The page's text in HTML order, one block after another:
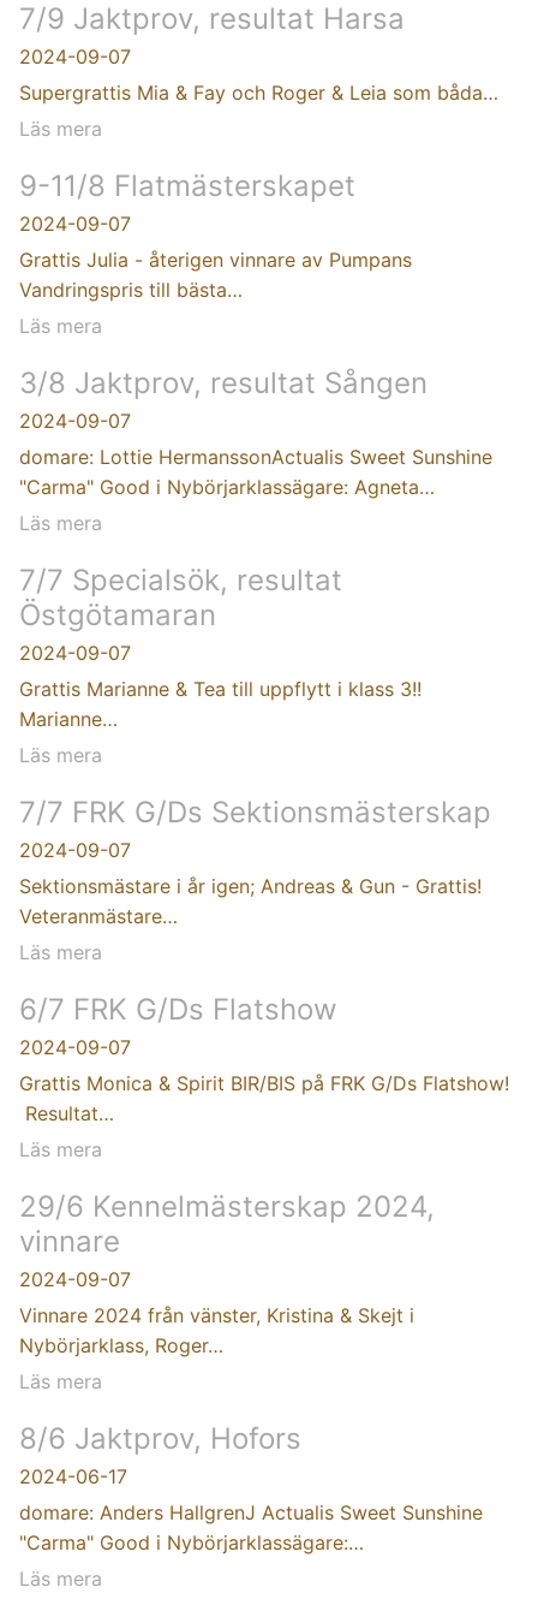
7/9 Jaktprov, resultat Harsa
2024-09-07
Supergrattis Mia & Fay och Roger & Leia som båda…
Läs mera
9-11/8 Flatmästerskapet
2024-09-07
Grattis Julia - återigen vinnare av Pumpans
Vandringspris till bästa…
Läs mera
3/8 Jaktprov, resultat Sången
2024-09-07
domare: Lottie HermanssonActualis Sweet Sunshine
"Carma" Good i Nybörjarklassägare: Agneta…
Läs mera
7/7 Specialsök, resultat
Östgötamaran
2024-09-07
Grattis Marianne & Tea till uppflytt i klass 3!!
Marianne…
Läs mera
7/7 FRK G/Ds Sektionsmästerskap
2024-09-07
Sektionsmästare i år igen; Andreas & Gun - Grattis!
Veteranmästare…
Läs mera
6/7 FRK G/Ds Flatshow
2024-09-07
Grattis Monica & Spirit BIR/BIS på FRK G/Ds Flatshow!
Resultat…
Läs mera
29/6 Kennelmästerskap 2024,
vinnare
2024-09-07
Vinnare 2024 från vänster, Kristina & Skejt i
Nybörjarklass, Roger…
Läs mera
8/6 Jaktprov, Hofors
2024-06-17
domare: Anders HallgrenJ Actualis Sweet Sunshine
"Carma" Good i Nybörjarklassägare:…
Läs mera